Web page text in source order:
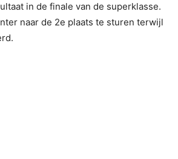
in de finale van de superklasse.
naar de 2e plaats te sturen terwijl